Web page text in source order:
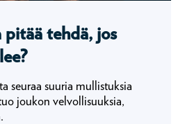
tehdä, jos
seuraa suuria mullistuksia
joukon velvollisuuksia,